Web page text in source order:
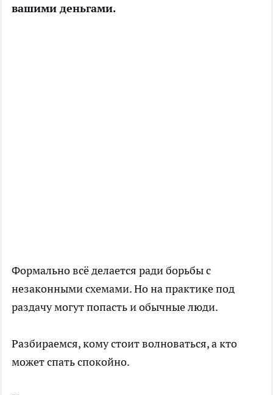
вашими деньгами.
Формально всё делается ради борьбы с
незаконными схемами. Но на практике под
раздачу могут попасть и обычные люди.
Разбираемся, кому стоит волноваться, а кто
может спать спокойно.